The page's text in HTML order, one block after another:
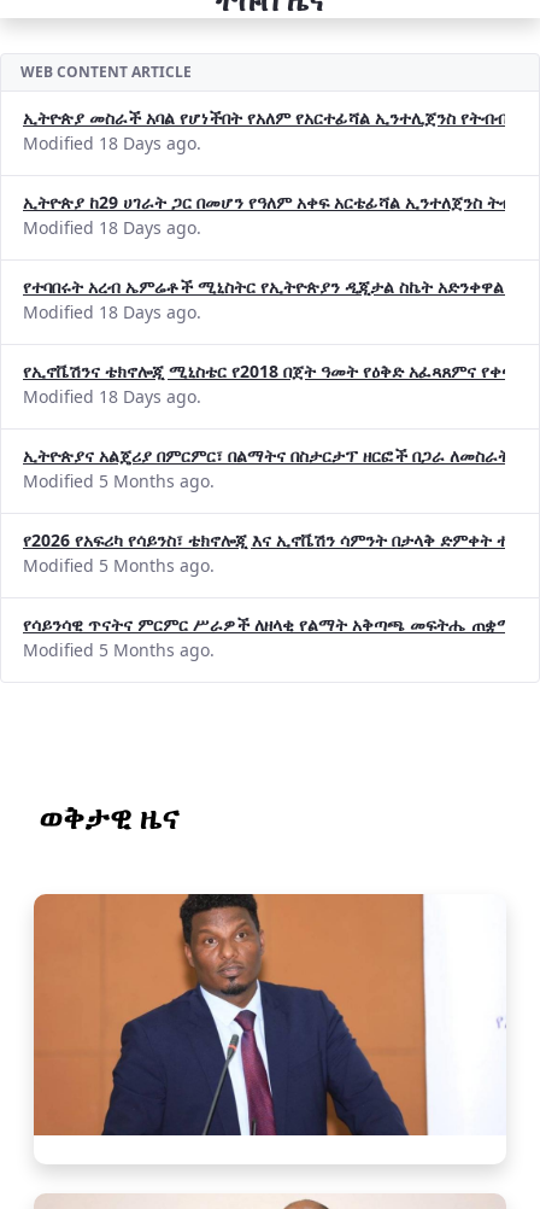
WEB CONTENT ARTICLE
ኢትዮጵያ መስራች አባል የሆነችበት የአለም የአርተፊሻል ኢንተሊጀንስ የትብብር
Modified 18 Days ago.
ኢትዮጵያ ከ29 ሀገራት ጋር በመሆን የዓለም አቀፍ አርቴፊሻል ኢንተለጀንስ
Modified 18 Days ago.
የተባበሩት አረብ ኤምሬቶች ሚኒስትር የኢትዮጵያን ዲጂታል ስኬት አድንቀዋል
Modified 18 Days ago.
የኢኖቬሽንና ቴክኖሎጂ ሚኒስቴር የ2018 በጀት ዓመት የዕቅድ አፈጻጸምና
Modified 18 Days ago.
ኢትዮጵያና አልጄሪያ በምርምር፣ በልማትና በስታርታፕ ዘርፎች በጋራ ለመስራት
Modified 5 Months ago.
የ2026 የአፍሪካ የሳይንስ፣ ቴክኖሎጂ እና ኢኖቬሽን ሳምንት በታላቅ ድምቀት
Modified 5 Months ago.
የሳይንሳዊ ጥናትና ምርምር ሥራዎች ለዘላቂ የልማት አቅጣጫ መፍትሔ ጠቋሚ
Modified 5 Months ago.
ወቅታዊ ዜና